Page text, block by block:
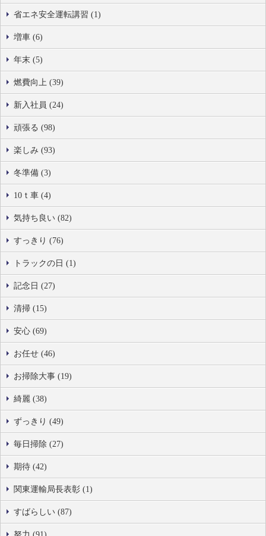
省エネ安全運転講習 (1)
増車 (6)
年末 (5)
燃費向上 (39)
新入社員 (24)
頑張る (98)
楽しみ (93)
冬準備 (3)
10ｔ車 (4)
気持ち良い (82)
すっきり (76)
トラックの日 (1)
記念日 (27)
清掃 (15)
安心 (69)
お任せ (46)
お掃除大事 (19)
綺麗 (38)
ずっきり (49)
毎日掃除 (27)
期待 (42)
関東運輸局長表彰 (1)
すばらしい (87)